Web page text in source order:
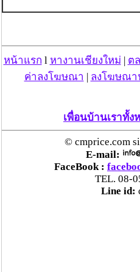
หน้าแรก l หางานเชียงใหม่ | ต
ค่าลงโฆษณา | ลงโฆษณา
เพื่อนบ้านเราทั้ง
© cmprice.com
E-mail:
FaceBook :
TEL. 08-
Line id: